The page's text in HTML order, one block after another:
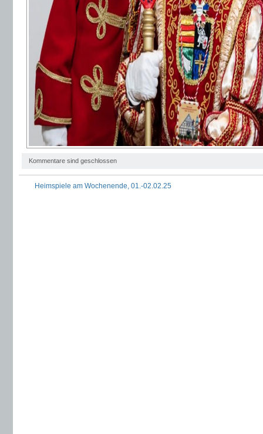
Kommentare sind geschlossen
Heimspiele am Wochenende, 01.-02.02.25